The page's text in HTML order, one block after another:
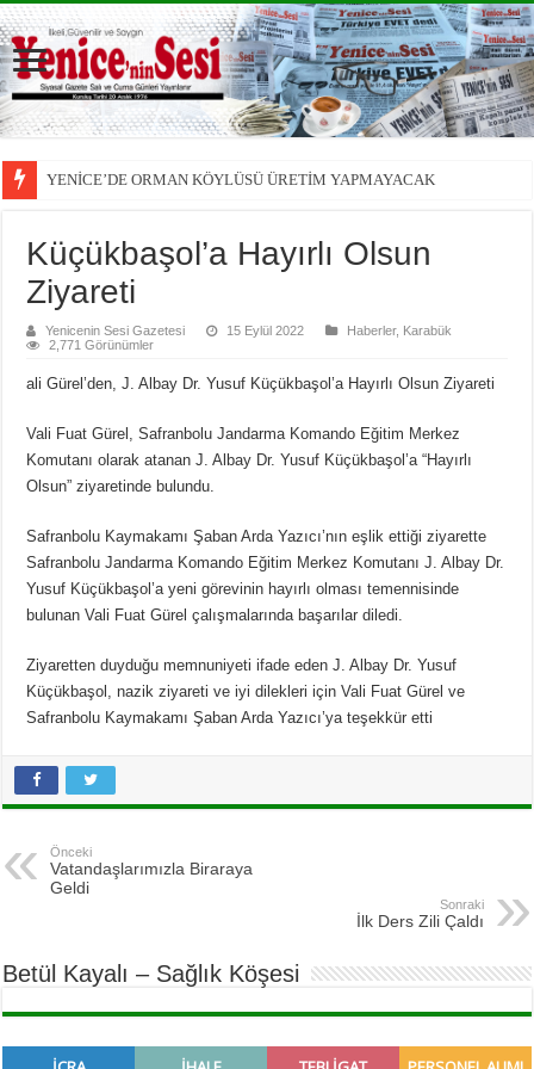
YENİCE’DE ORMAN KÖYLÜSÜ ÜRETİM YAPMAYACAK
Küçükbaşol’a Hayırlı Olsun
Ziyareti
Yenicenin Sesi Gazetesi 15 Eylül 2022 Haberler, Karabük
2,771 Görünümler
ali Gürel’den, J. Albay Dr. Yusuf Küçükbaşol’a Hayırlı Olsun Ziyareti
Vali Fuat Gürel, Safranbolu Jandarma Komando Eğitim Merkez
Komutanı olarak atanan J. Albay Dr. Yusuf Küçükbaşol’a “Hayırlı
Olsun” ziyaretinde bulundu.
Safranbolu Kaymakamı Şaban Arda Yazıcı’nın eşlik ettiği ziyarette
Safranbolu Jandarma Komando Eğitim Merkez Komutanı J. Albay Dr.
Yusuf Küçükbaşol’a yeni görevinin hayırlı olması temennisinde
bulunan Vali Fuat Gürel çalışmalarında başarılar diledi.
Ziyaretten duyduğu memnuniyeti ifade eden J. Albay Dr. Yusuf
Küçükbaşol, nazik ziyareti ve iyi dilekleri için Vali Fuat Gürel ve
Safranbolu Kaymakamı Şaban Arda Yazıcı’ya teşekkür etti
Önceki
Vatandaşlarımızla Biraraya
Geldi
Sonraki
İlk Ders Zili Çaldı
Betül Kayalı – Sağlık Köşesi